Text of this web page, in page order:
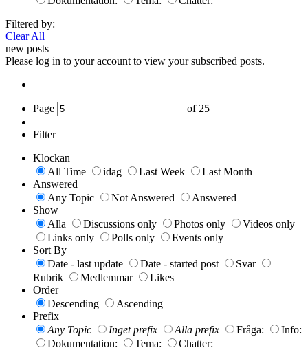
Filtered by:
Clear All
new posts
Please log in to your account to view your subscribed posts.
Page of 25
Filter
Klockan
All Time
idag Last Week
Last Month
Answered
Any Topic
Not Answered
Answered
Show
Alla
Discussions only Photos only
Videos only
Links only
Polls only
Events only
Sort By
Date - last update
Date - started post
Svar
Rubrik
Medlemmar
Likes
Order
Descending
Ascending
Prefix
Any Topic
Inget prefix Alla prefix Fråga:
Info:
Dokumentation:
Tema:
Chatter: